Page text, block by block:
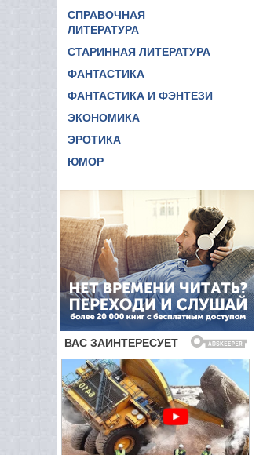
СПРАВОЧНАЯ
ЛИТЕРАТУРА
СТАРИННАЯ ЛИТЕРАТУРА
ФАНТАСТИКА
ФАНТАСТИКА И ФЭНТЕЗИ
ЭКОНОМИКА
ЭРОТИКА
ЮМОР